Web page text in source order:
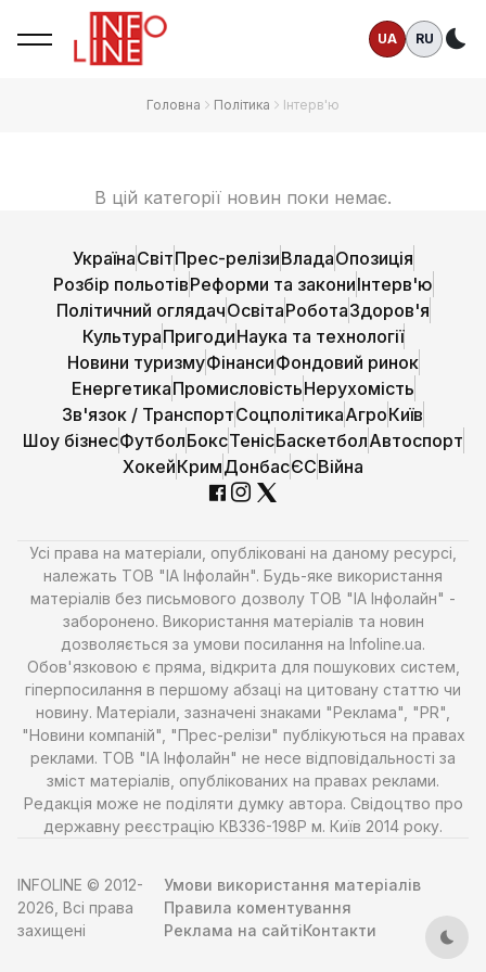
UA RU
Головна Політика Інтерв'ю
В цій категорії новин поки немає.
УкраїнаСвітПрес-релізиВладаОпозиція
Розбір польотівРеформи та закониІнтерв'ю
Політичний оглядачОсвітаРоботаЗдоров'я
КультураПригодиНаука та технології
Новини туризмуФінансиФондовий ринок
ЕнергетикаПромисловістьНерухомість
Зв'язок / ТранспортСоцполітикаАгроКиїв
Шоу бізнесФутболБоксТенісБаскетболАвтоспорт
ХокейКримДонбасЄСВійна
Усі права на матеріали, опубліковані на даному ресурсі,
належать ТОВ "ІА Інфолайн". Будь-яке використання
матеріалів без письмового дозволу ТОВ "ІА Інфолайн" -
заборонено. Використання матеріалів та новин
дозволяється за умови посилання на Infoline.ua.
Обов'язковою є пряма, відкрита для пошукових систем,
гіперпосилання в першому абзаці на цитовану статтю чи
новину. Матеріали, зазначені знаками "Реклама", "PR",
"Новини компаній", "Прес-релізи" публікуються на правах
реклами. ТОВ "ІА Інфолайн" не несе відповідальності за
зміст матеріалів, опублікованих на правах реклами.
Редакція може не поділяти думку автора. Свідоцтво про
державну реєстрацію КВ336-198Р м. Київ 2014 року.
INFOLINE © 2012-
2026, Всі права
захищені
Умови використання матеріалів
Правила коментування
Реклама на сайтіКонтакти